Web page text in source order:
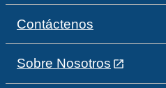
Contáctenos
Sobre Nosotros